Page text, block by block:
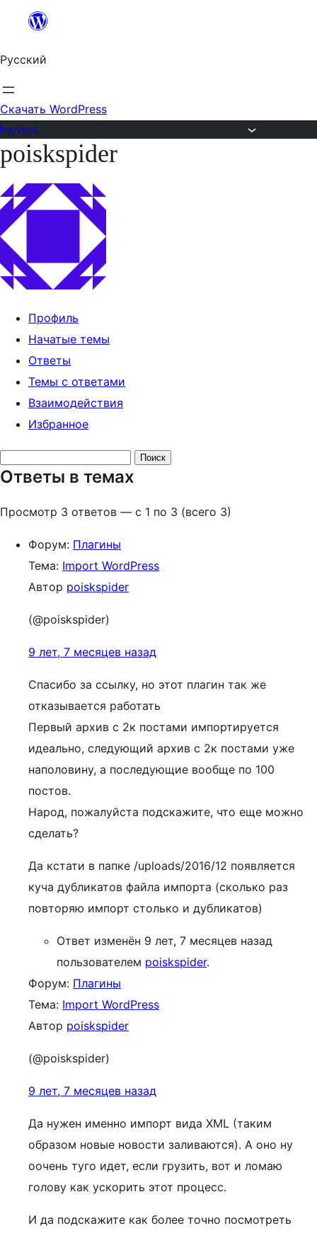
Перейти
содержимому
Русский
Скачать WordPress
Перейти
к
содержимому
poiskspider
Профиль
Начатые темы
Ответы
Темы с ответами
Взаимодействия
Избранное
ответов:
Ответы в темах
Просмотр 3 ответов — с 1 по 3 (всего 3)
Форум: Плагины
Тема: Import WordPress
Автор poiskspider
(@poiskspider)
9 лет, 7 месяцев назад
Спасибо за ссылку, но этот плагин так же
отказывается работать
Первый архив с 2к постами импортируется
идеально, следующий архив с 2к постами уже
наполовину, а последующие вообще по 100
постов.
Народ, пожалуйста подскажите, что еще можно
сделать?
Да кстати в папке /uploads/2016/12 появляется
куча дубликатов файла импорта (сколько раз
повторяю импорт столько и дубликатов)
Ответ изменён 9 лет, 7 месяцев назад
пользователем poiskspider.
Форум: Плагины
Тема: Import WordPress
Автор poiskspider
(@poiskspider)
9 лет, 7 месяцев назад
Да нужен именно импорт вида XML (таким
образом новые новости заливаются). А оно ну
оочень туго идет, если грузить, вот и ломаю
голову как ускорить этот процесс.
И да подскажите как более точно посмотреть